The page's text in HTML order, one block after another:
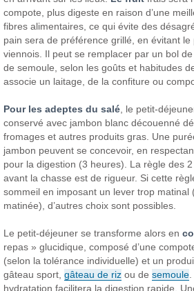
compote, plus digeste en raison d’une
fibres alimentaires, ce qui évite des
pain sera de préférence grillé, en évitant le
viennois. Il peut se remplacer par un bol
de semoule, selon les goûts et habitudes
associe un laitage, de la confiture ou
Pour les adeptes du salé , le petit-
conservé avec jambon blanc découenné
fromages et autres produits gras. Une
jambon peuvent se concevoir, en
pour la digestion (3 heures). La règle des
avant la chasse est de rigueur. Si cette
sommeil en imposant un lever trop matinal
matinée), d’autres choix sont possibles.
Le petit-déjeuner se transforme alors en
repas » glucidique, composé d’une
(selon la tolérance individuelle) et un
gâteau sport,gâteau de riz ou desemoule
hydratation facilitera la digestion rapide.